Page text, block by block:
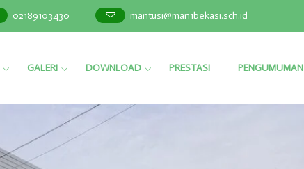
02189103430 mantusi@man1bekasi.sch.id
GALERI DOWNLOAD PRESTASI PENGUMUMAN